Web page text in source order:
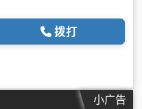
拨打
小广告